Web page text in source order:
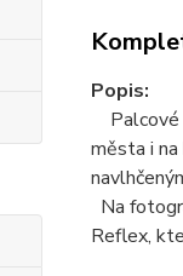
Popis:
města i
Na
Reflex,